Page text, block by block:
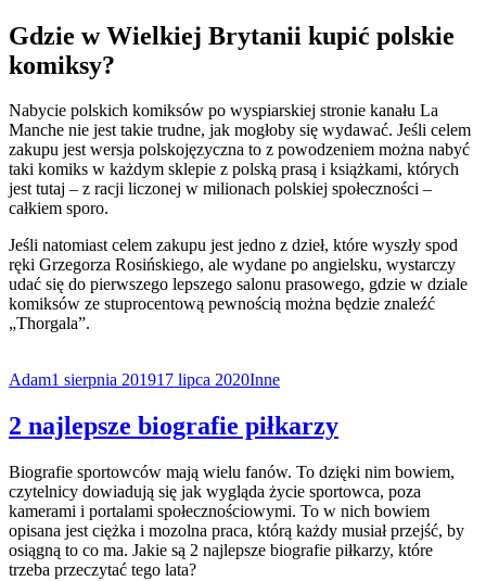
Gdzie w Wielkiej Brytanii kupić polskie
komiksy?
Nabycie polskich komiksów po wyspiarskiej stronie kanału La
Manche nie jest takie trudne, jak mogłoby się wydawać. Jeśli celem
zakupu jest wersja polskojęzyczna to z powodzeniem można nabyć
taki komiks w każdym sklepie z polską prasą i książkami, których
jest tutaj – z racji liczonej w milionach polskiej społeczności –
całkiem sporo.
Jeśli natomiast celem zakupu jest jedno z dzieł, które wyszły spod
ręki Grzegorza Rosińskiego, ale wydane po angielsku, wystarczy
udać się do pierwszego lepszego salonu prasowego, gdzie w dziale
komiksów ze stuprocentową pewnością można będzie znaleźć
„Thorgala”.
Adam1 sierpnia 201917 lipca 2020Inne
2 najlepsze biografie piłkarzy
Biografie sportowców mają wielu fanów. To dzięki nim bowiem,
czytelnicy dowiadują się jak wygląda życie sportowca, poza
kamerami i portalami społecznościowymi. To w nich bowiem
opisana jest ciężka i mozolna praca, którą każdy musiał przejść, by
osiągną to co ma. Jakie są 2 najlepsze biografie piłkarzy, które
trzeba przeczytać tego lata?